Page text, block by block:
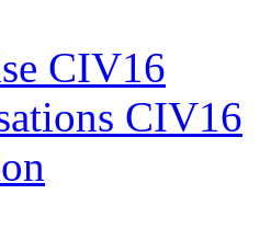
CIV16
CIV16